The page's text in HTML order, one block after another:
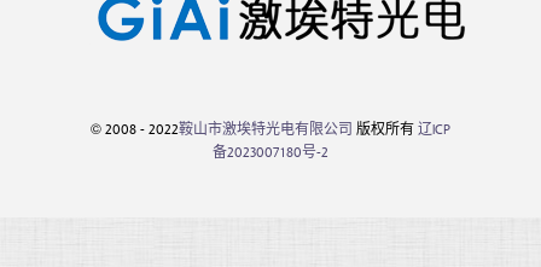
© 2008 - 2022鞍山市激埃特光电有限公司 版权所有辽ICP
备2023007180号-2